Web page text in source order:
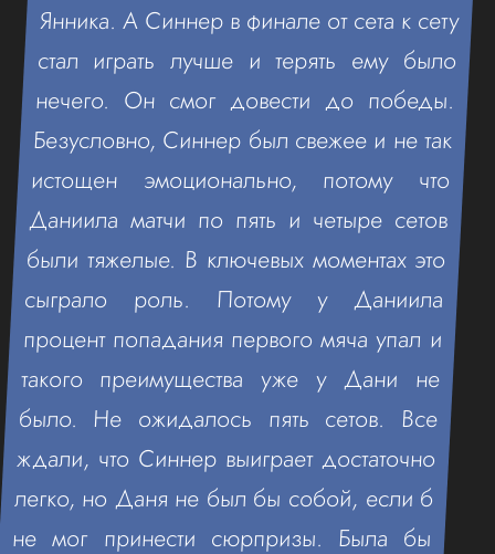
Янника. А Синнер в финале от сета к сету
стал играть лучше и терять ему было
нечего. Он смог довести до победы.
Безусловно, Синнер был свежее и не так
истощен эмоционально, потому что
Даниила матчи по пять и четыре сетов
были тяжелые. В ключевых моментах это
сыграло роль. Потому у Даниила
процент попадания первого мяча упал и
такого преимущества уже у Дани не
было. Не ожидалось пять сетов. Все
ждали, что Синнер выиграет достаточно
легко, но Даня не был бы собой, если б
не мог принести сюрпризы. Была бы